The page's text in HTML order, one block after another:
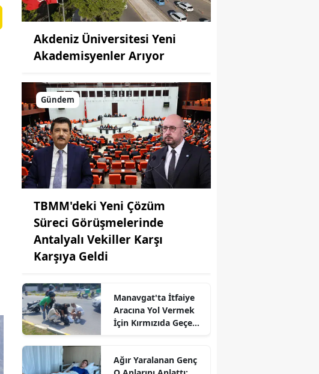
Akdeniz Üniversitesi Yeni
Akademisyenler Arıyor
Gündem
TBMM'deki Yeni Çözüm
Süreci Görüşmelerinde
Antalyalı Vekiller Karşı
Karşıya Geldi
Manavgat'ta İtfaiye
Aracına Yol Vermek
İçin Kırmızıda Geçen
Ağır Yaralanan Genç